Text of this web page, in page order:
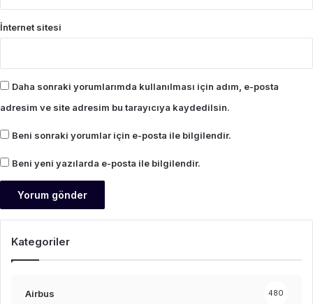
İnternet sitesi
Daha sonraki yorumlarımda kullanılması için adım, e-posta
adresim ve site adresim bu tarayıcıya kaydedilsin.
Beni sonraki yorumlar için e-posta ile bilgilendir.
Beni yeni yazılarda e-posta ile bilgilendir.
Kategoriler
Airbus 480